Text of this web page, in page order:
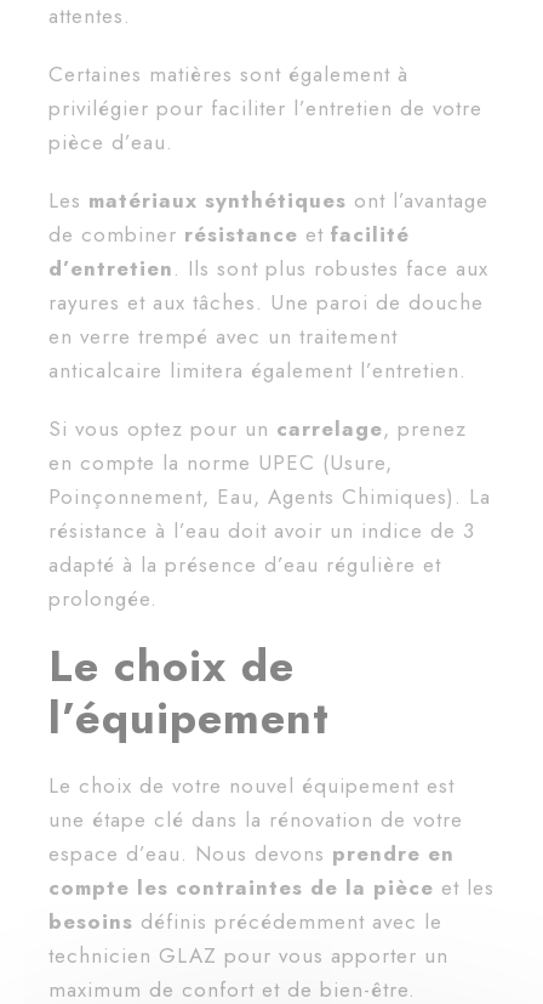
attentes.
Certaines matières sont également à
privilégier pour faciliter l’entretien de votre
pièce d’eau.
Les matériaux synthétiques ont l’avantage
de combiner résistance et facilité
d’entretien. Ils sont plus robustes face aux
rayures et aux tâches. Une paroi de douche
en verre trempé avec un traitement
anticalcaire limitera également l’entretien.
Si vous optez pour un carrelage, prenez
en compte la norme UPEC (Usure,
Poinçonnement, Eau, Agents Chimiques). La
résistance à l’eau doit avoir un indice de 3
adapté à la présence d’eau régulière et
prolongée.
Le choix de
l’équipement
Le choix de votre nouvel équipement est
une étape clé dans la rénovation de votre
espace d’eau. Nous devons prendre en
compte les contraintes de la pièce et les
besoins définis précédemment avec le
technicien GLAZ pour vous apporter un
maximum de confort et de bien-être.